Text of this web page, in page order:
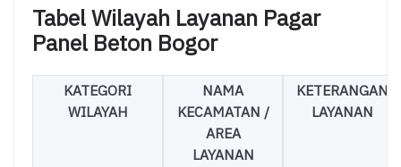
Tabel Wilayah Layanan Pagar
Panel Beton Bogor
KATEGORI
WILAYAH
NAMA
KECAMATAN /
AREA
LAYANAN
KETERANGAN
LAYANAN